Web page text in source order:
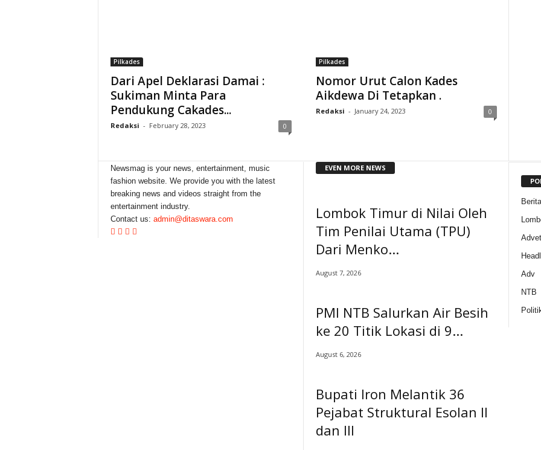
Pilkades
Dari Apel Deklarasi Damai :
Sukiman Minta Para
Pendukung Cakades...
Redaksi - February 28, 2023 0
Pilkades
Nomor Urut Calon Kades
Aikdewa Di Tetapkan .
Redaksi - January 24, 2023 0
Newsmag is your news, entertainment, music
fashion website. We provide you with the latest
breaking news and videos straight from the
entertainment industry.
Contact us: admin@ditaswara.com
EVEN MORE NEWS
Lombok Timur di Nilai Oleh
Tim Penilai Utama (TPU)
Dari Menko...
August 7, 2026
PMI NTB Salurkan Air Besih
ke 20 Titik Lokasi di 9...
August 6, 2026
Bupati Iron Melantik 36
Pejabat Struktural Esolan II
dan III
Berita
Adv
NTB